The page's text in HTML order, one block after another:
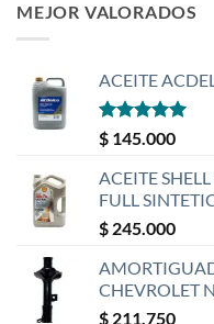
MEJOR VALORADOS
ACEITE
Valorado
con
$ 145.000
ACEITE
FULL
$ 245.000
CHEVROLET
$ 211.750